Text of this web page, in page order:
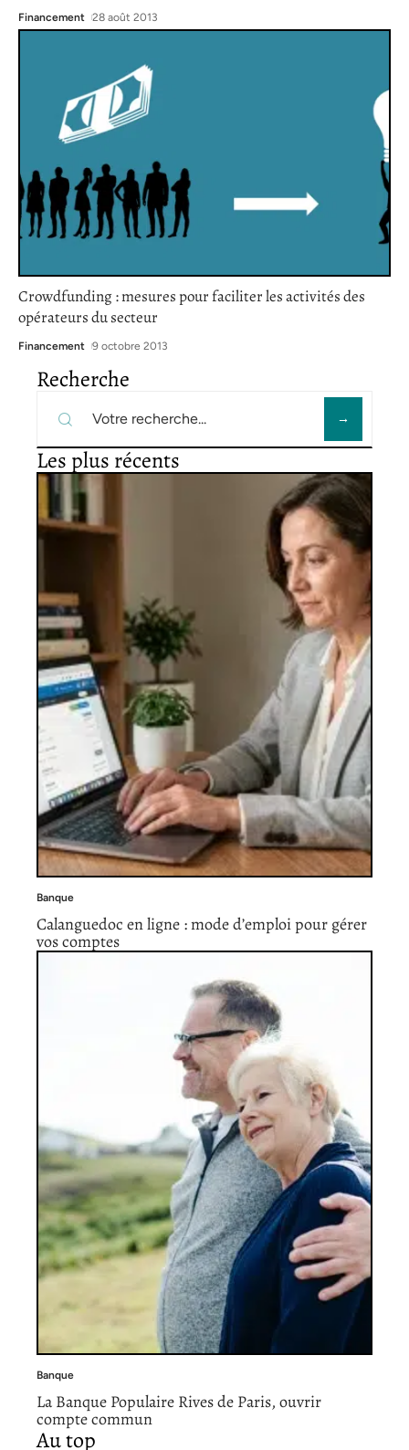
Financement 28 août 2013
Crowdfunding : mesures pour faciliter les activités des
opérateurs du secteur
Financement 9 octobre 2013
Recherche
Les plus récents
Banque
Calanguedoc en ligne : mode d’emploi pour gérer
vos comptes
Banque
La Banque Populaire Rives de Paris, ouvrir
compte commun
Au top